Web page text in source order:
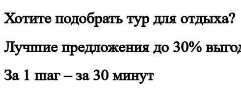
Хотите подобрать тур для отдыха?
Лучшие предложения до 30%
За 1 шаг – за 30 минут